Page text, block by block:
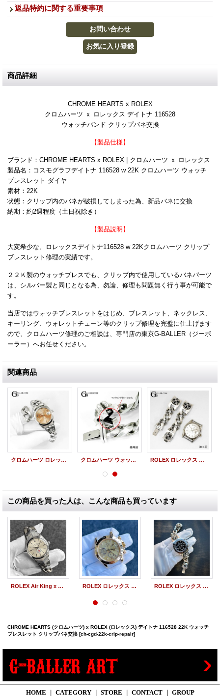
返品特約に関する重要事項
商品詳細
CHROME HEARTS x ROLEX
クロムハーツ ｘ ロレックス デイトナ 116528
ウォッチバンド クリップバネ交換
【製品仕様】
ブランド：CHROME HEARTS x ROLEX | クロムハーツ ｘ ロレックス
製品名：コスモグラフデイトナ 116528 w 22K クロムハーツ ウォッチ
ブレスレット ダイヤ
素材：22K
状態：クリップ内のバネが破損してしまった為、新品バネに交換
納期：約2週程度（土日祝除き）
【製品説明】
大変希少な、ロレックスデイトナ116528 w 22Kクロムハーツ クリップ
ブレスレット修理の実績です。
２２Ｋ製のウォッチブレスでも、クリップ内で使用しているバネパーツ
は、シルバー製と同じとなる為、勿論、修理も問題無く行う事が可能で
す。
当店ではウォッチブレスレットをはじめ、ブレスレット、ネックレス、
キーリング、ウォレットチェーン等のクリップ修理を完璧に仕上げます
ので、クロムハーツ修理のご相談は、専門店の東京G-BALLER（ジーボ
ーラー）へお任せください。
関連商品
クロムハーツ ロレックス ウォッチブレス サイズ直し コマ抜き加工 クロムハーツ ウォッチバンド修理 ロレックス用 ウォッチブレス ロックピン 破損 折れ 修理加工 ROLEX ロレックス デイデイト 1803 CHROME HEARTS クロムハーツ ウォッチブレスレット 取付加工
この商品を買った人は、こんな商品も買っています
ROLEX Air King x CHROME HEARTS Watch Bracelets | ロレックス エアキング 5500 Calvert Wネーム クロムハーツ フレアニ― クロムハーツ ウォッチブレス ROLEX ロレックス デイトナ 116528G オーバーホール ROLEX ロレックス デイトナ 116500LN CHROME HEARTS クロムハーツ ウォッチブレスレット 取付加工
CHROME HEARTS (クロムハーツ) x ROLEX (ロレックス) デイトナ 116528 22K ウォッチ
ブレスレット クリップバネ交換 [ch-cgd-22k-crip-repair]
HOME | CATEGORY | STORE | CONTACT | GROUP